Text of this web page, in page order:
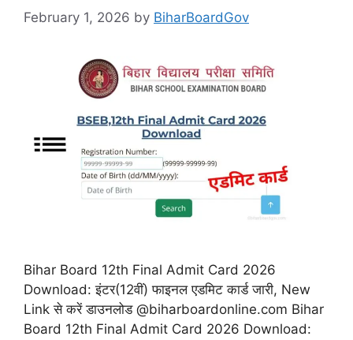
February 1, 2026 by BiharBoardGov
Bihar Board 12th Final Admit Card 2026
Download: इंटर(12वीं) फाइनल एडमिट कार्ड जारी, New
Link से करें डाउनलोड @biharboardonline.com Bihar
Board 12th Final Admit Card 2026 Download: